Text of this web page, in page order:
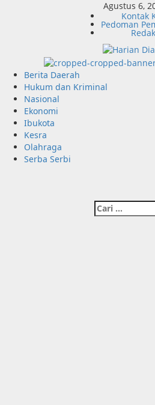
Agustus 6,
Kontak
Pedoman
Primary
Menu
Berita Daerah
Hukum dan Kriminal
Nasional
Ekonomi
Ibukota
Kesra
Olahraga
Serba Serbi
Cari
untuk: